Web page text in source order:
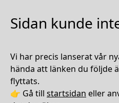
Sidan kunde
Vi har precis lanserat vår
hända att länken du följde
flyttats.
👉 Gå till startsidan eller